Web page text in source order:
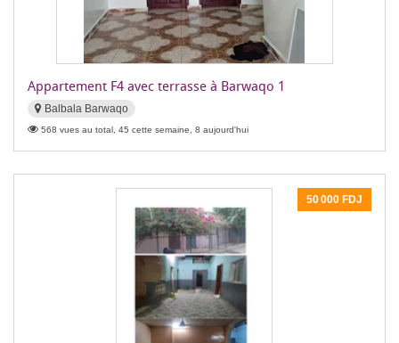
Appartement F4 avec terrasse à Barwaqo 1
Balbala Barwaqo
568 vues au total, 45 cette semaine, 8 aujourd'hui
50 000 FDJ